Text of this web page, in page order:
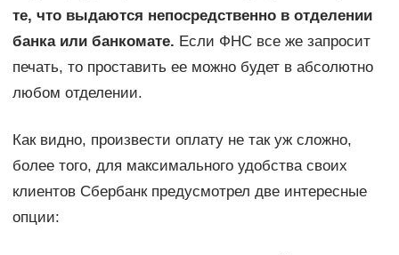
те, что выдаются непосредственно в отделении
банка или банкомате. Если ФНС все же запросит
печать, то проставить ее можно будет в абсолютно
любом отделении.
Как видно, произвести оплату не так уж сложно,
более того, для максимального удобства своих
клиентов Сбербанк предусмотрел две интересные
опции: